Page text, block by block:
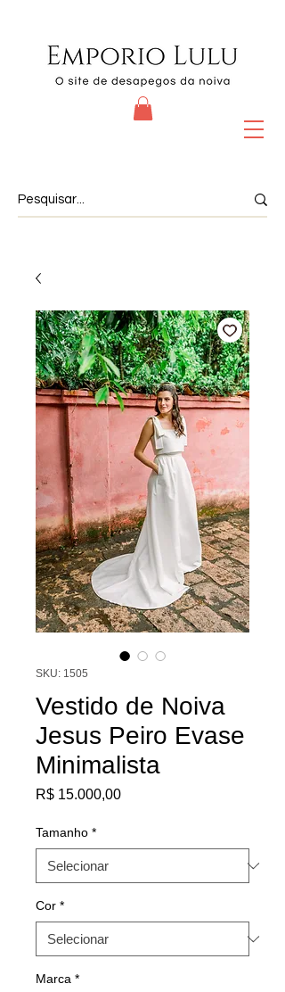
SKU: 1505
Vestido de Noiva
Jesus Peiro Evase
Minimalista
R$ 15.000,00Preço
Tamanho *
Cor *
Marca *